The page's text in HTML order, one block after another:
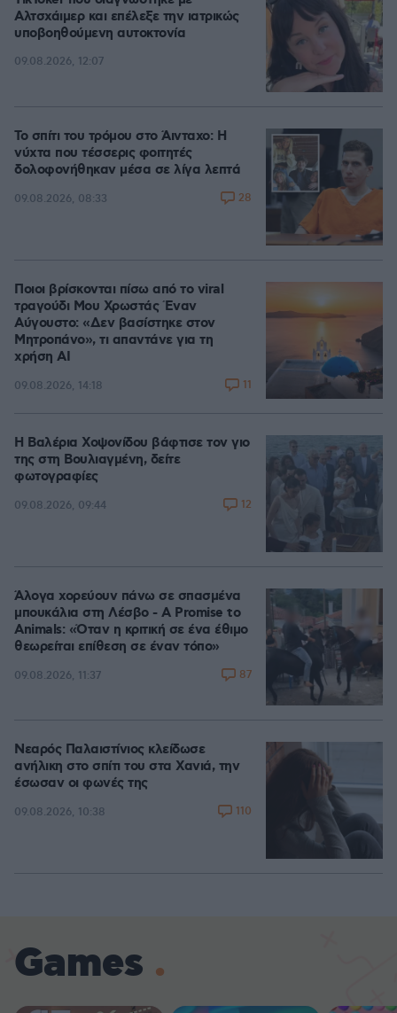
Αλτσχάιμερ και επέλεξε την ιατρικώς
υποβοηθούμενη αυτοκτονία
09.08.2026, 12:07
Το σπίτι του τρόμου στο Άινταχο: Η
νύχτα που τέσσερις φοιτητές
δολοφονήθηκαν μέσα σε λίγα λεπτά
09.08.2026, 08:33 28
Ποιοι βρίσκονται πίσω από το viral
τραγούδι Μου Χρωστάς Έναν
Αύγουστο: «Δεν βασίστηκε στον
Μητροπάνο», τι απαντάνε για τη
χρήση AI
09.08.2026, 14:18 11
Η Βαλέρια Χοψονίδου βάφτισε τον γιο
της στη Βουλιαγμένη, δείτε
φωτογραφίες
09.08.2026, 09:44 12
Άλογα χορεύουν πάνω σε σπασμένα
μπουκάλια στη Λέσβο - A Promise to
Animals: «Όταν η κριτική σε ένα έθιμο
θεωρείται επίθεση σε έναν τόπο»
09.08.2026, 11:37 87
Νεαρός Παλαιστίνιος κλείδωσε
ανήλικη στο σπίτι του στα Χανιά, την
έσωσαν οι φωνές της
09.08.2026, 10:38 110
Games